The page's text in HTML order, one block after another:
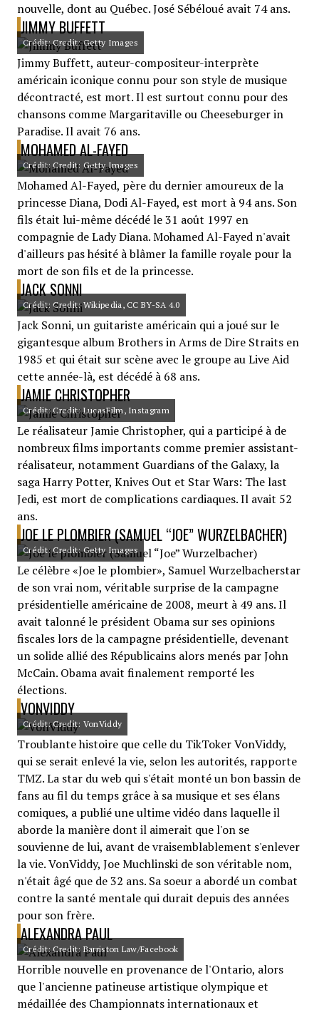
nouvelle, dont au Québec. José Sébéloué avait 74 ans.
JIMMY BUFFETT
Crédit: Credit: Getty Images
Jimmy Buffett, auteur-compositeur-interprète
américain iconique connu pour son style de musique
décontracté, est mort. Il est surtout connu pour des
chansons comme Margaritaville ou Cheeseburger in
Paradise. Il avait 76 ans.
MOHAMED AL-FAYED
Crédit: Credit: Getty Images
Mohamed Al-Fayed, père du dernier amoureux de la
princesse Diana, Dodi Al-Fayed, est mort à 94 ans. Son
fils était lui-même décédé le 31 août 1997 en
compagnie de Lady Diana. Mohamed Al-Fayed n'avait
d'ailleurs pas hésité à blâmer la famille royale pour la
mort de son fils et de la princesse.
JACK SONNI
Crédit: Credit: Wikipedia, CC BY-SA 4.0
Jack Sonni, un guitariste américain qui a joué sur le
gigantesque album Brothers in Arms de Dire Straits en
1985 et qui était sur scène avec le groupe au Live Aid
cette année-là, est décédé à 68 ans.
JAMIE CHRISTOPHER
Crédit: Credit: LucasFilm, Instagram
Le réalisateur Jamie Christopher, qui a participé à de
nombreux films importants comme premier assistant-
réalisateur, notamment Guardians of the Galaxy, la
saga Harry Potter, Knives Out et Star Wars: The last
Jedi, est mort de complications cardiaques. Il avait 52
ans.
JOE LE PLOMBIER (SAMUEL “JOE” WURZELBACHER)
Crédit: Credit: Getty Images
Le célèbre «Joe le plombier», Samuel Wurzelbacherstar
de son vrai nom, véritable surprise de la campagne
présidentielle américaine de 2008, meurt à 49 ans. Il
avait talonné le président Obama sur ses opinions
fiscales lors de la campagne présidentielle, devenant
un solide allié des Républicains alors menés par John
McCain. Obama avait finalement remporté les
élections.
VONVIDDY
Crédit: Credit: VonViddy
Troublante histoire que celle du TikToker VonViddy,
qui se serait enlevé la vie, selon les autorités, rapporte
TMZ. La star du web qui s'était monté un bon bassin de
fans au fil du temps grâce à sa musique et ses élans
comiques, a publié une ultime vidéo dans laquelle il
aborde la manière dont il aimerait que l'on se
souvienne de lui, avant de vraisemblablement s'enlever
la vie. VonViddy, Joe Muchlinski de son véritable nom,
n'était âgé que de 32 ans. Sa soeur a abordé un combat
contre la santé mentale qui durait depuis des années
pour son frère.
ALEXANDRA PAUL
Crédit: Credit: Barriston Law/Facebook
Horrible nouvelle en provenance de l'Ontario, alors
que l'ancienne patineuse artistique olympique et
médaillée des Championnats internationaux et